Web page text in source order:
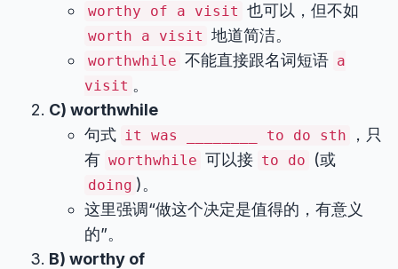
worthy of a visit 也可以，但不如
worth a visit 地道简洁。
worthwhile 不能直接跟名词短语 a
visit 。
C) worthwhile
句式 it was ________ to do sth
，只
有 worthwhile 可以接 to do (或
doing )。
这里强调“做这个决定是值得的，有意义
的”。
B) worthy of